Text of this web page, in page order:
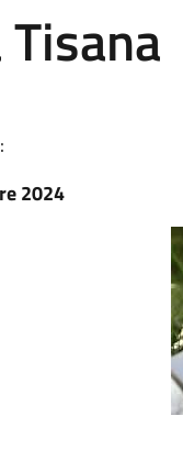
2024